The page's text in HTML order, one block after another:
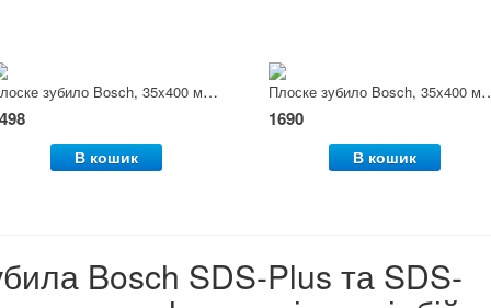
Плоске зубило Bosch, 35x400 мм, Ø 28 мм
В кошик
Плоске зубило
1690
В кошик
Bosch SDS-Plus та SDS-